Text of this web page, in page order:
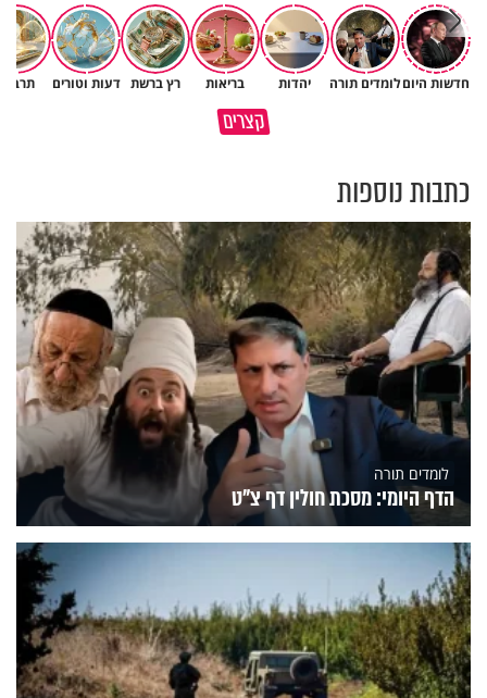
חדשות היוםלומדים תורה יהדות בריאות רץ ברשת דעות וטורים
קצריםמדוע האמונה נמשלה למלח?
גם ׳הרע׳ זה הרחמים של בורא
כתבות נוספות
לומדים תורה
הדף היומי: מסכת חולין דף צ"ט